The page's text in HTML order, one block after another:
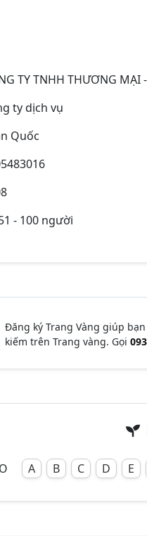
TY TNHH THƯƠNG MẠI
ty dịch vụ
Quốc
- 100 người
Đăng ký Trang Vàng giúp
kiếm trên Trang vàng. Gọi
A B C D E